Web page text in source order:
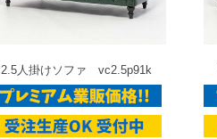
2.5人掛けソファ vc2.5p91k